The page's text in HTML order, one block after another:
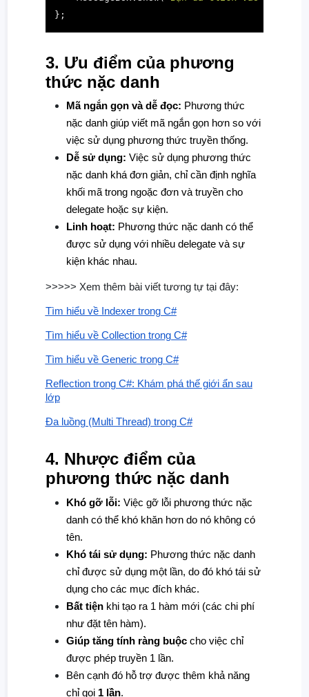
};
3. Ưu điểm của phương
thức nặc danh
Mã ngắn gọn và dễ đọc: Phương thức
nặc danh giúp viết mã ngắn gọn hơn so với
việc sử dụng phương thức truyền thống.
Dễ sử dụng: Việc sử dụng phương thức
nặc danh khá đơn giản, chỉ cần định nghĩa
khối mã trong ngoặc đơn và truyền cho
delegate hoặc sự kiện.
Linh hoạt: Phương thức nặc danh có thể
được sử dụng với nhiều delegate và sự
kiện khác nhau.
>>>>> Xem thêm bài viết tương tự tại đây:
Tìm hiểu về Indexer trong C#
Tìm hiểu về Collection trong C#
Tìm hiểu về Generic trong C#
Reflection trong C#: Khám phá thế giới ẩn sau
lớp
Đa luồng (Multi Thread) trong C#
4. Nhược điểm của
phương thức nặc danh
Khó gỡ lỗi: Việc gỡ lỗi phương thức nặc
danh có thể khó khăn hơn do nó không có
tên.
Khó tái sử dụng: Phương thức nặc danh
chỉ được sử dụng một lần, do đó khó tái sử
dụng cho các mục đích khác.
Bất tiện khi tạo ra 1 hàm mới (các chi phí
như đặt tên hàm).
Giúp tăng tính ràng buộccho việc chỉ
được phép truyền 1 lần.
Bên cạnh đó hỗ trợ được thêm khả năng
chỉ gọi 1 lần.